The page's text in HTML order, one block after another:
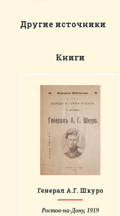
Другие источники
Книги
Генерал А.Г. Шкуро
Ростов-на-Дону, 1919